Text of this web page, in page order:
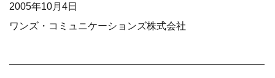
2005年10月4日
ワンズ・コミュニケーションズ株式会社
━━━━━━━━━━━━━━━━━━━━━━━━━━